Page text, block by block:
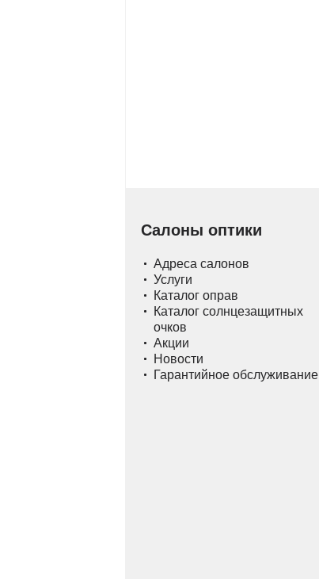
Салоны оптики
Адреса салонов
Услуги
Каталог оправ
Каталог солнцезащитных
очков
Акции
Новости
Гарантийное обслуживание